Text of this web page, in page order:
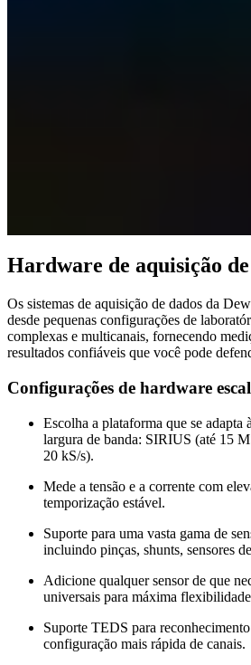
Hardware de aquisição
Os sistemas de aquisição de dados da
desde pequenas configurações de
complexas e multicanais, fornecendo
resultados confiáveis que você pode
Configurações de hardware
Escolha a plataforma que se adapta
largura de banda: SIRIUS (até 15
20 kS/s).
Mede a tensão e a corrente com
temporização estável.
Suporte para uma vasta gama de
incluindo pinças, shunts, sensores
Adicione qualquer sensor de que
universais para máxima
Suporte TEDS para
configuração mais rápida de canais.